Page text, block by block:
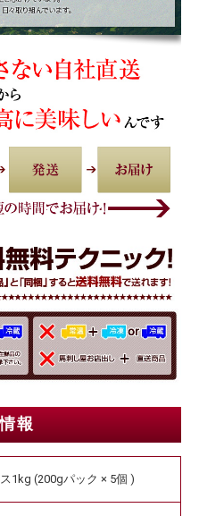
報
1kg (200gパック × 5個 )